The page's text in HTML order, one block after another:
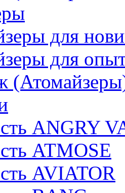
для
для
ANGRY
ATMOSE
AVIATOR